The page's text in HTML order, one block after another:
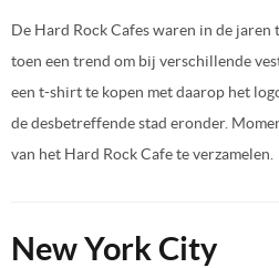
De Hard Rock Cafes waren in de
toen een trend om bij verschillende
een t-shirt te kopen met daarop het
de desbetreffende stad eronder.
van het Hard Rock Cafe te verzamelen.
New York City